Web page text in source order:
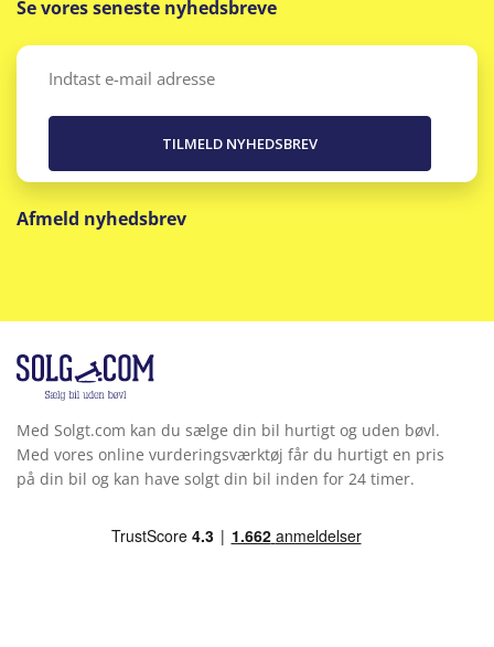
Se vores seneste nyhedsbreve
Email
Afmeld nyhedsbrev
Med Solgt.com kan du sælge din bil hurtigt og uden bøvl.
Med vores online vurderingsværktøj får du hurtigt en pris
på din bil og kan have solgt din bil inden for 24 timer.